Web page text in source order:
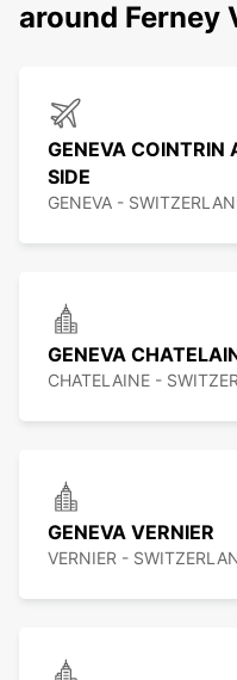
around Ferney
GENEVA COINTRIN
SIDE
GENEVA -
GENEVA
CHATELAINE -
GENEVA VERNIER
VERNIER -